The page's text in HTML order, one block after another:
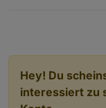
Hey! Du
interessiert zu